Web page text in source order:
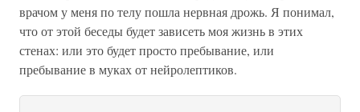
врачом у меня по телу пошла нервная дрожь. Я понимал,
что от этой беседы будет зависеть моя жизнь в этих
стенах: или это будет просто пребывание, или
пребывание в муках от нейролептиков.